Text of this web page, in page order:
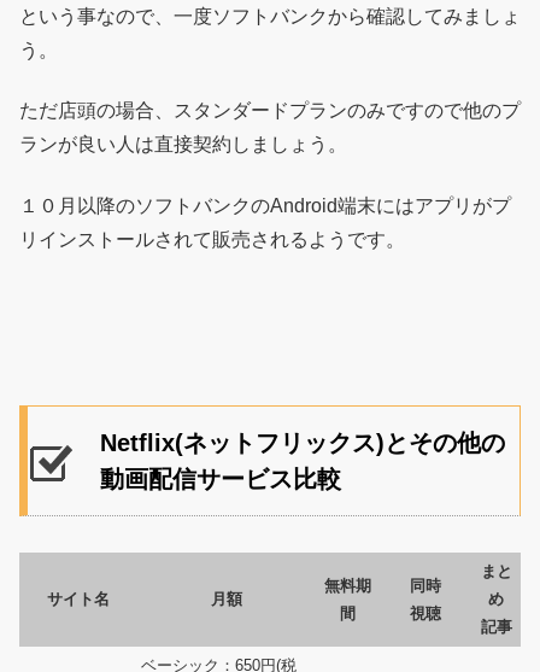
という事なので、一度ソフトバンクから確認してみましょ
う。
ただ店頭の場合、スタンダードプランのみですので他のプ
ランが良い人は直接契約しましょう。
１０月以降のソフトバンクのAndroid端末にはアプリがプ
リインストールされて販売されるようです。
Netflix(ネットフリックス)とその他の
動画配信サービス比較
サイト名 月額
無料期
間
同時
視聴
まと
め
記事
ベーシック：650円(税